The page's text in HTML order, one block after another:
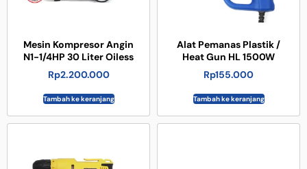
Mesin Kompresor Angin
N1-1/4HP 30 Liter Oiless
Rp2.200.000
Tambah ke keranjang
Alat Pemanas Plastik /
Heat Gun HL 1500W
Rp155.000
Tambah ke keranjang